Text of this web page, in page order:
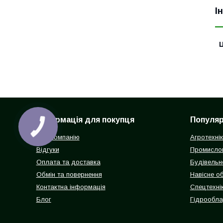
Інформація для покупця
Про компанію
Відгуки
Оплата та доставка
Обмін та повернення
Контактна інформація
Блог
Навісне